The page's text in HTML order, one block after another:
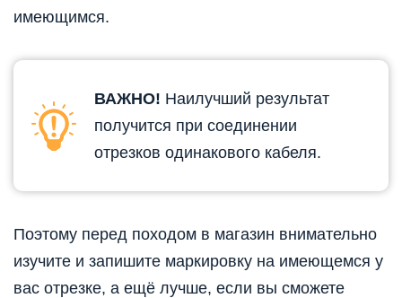
имеющимся.
ВАЖНО! Наилучший результат
получится при соединении
отрезков одинакового кабеля.
Поэтому перед походом в магазин внимательно
изучите и запишите маркировку на имеющемся у
вас отрезке, а ещё лучше, если вы сможете